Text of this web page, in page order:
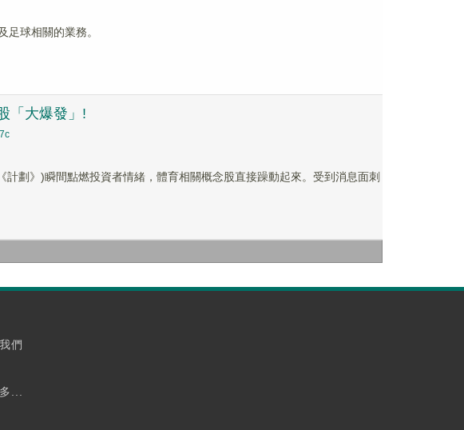
球相關的業務。
「大爆發」!
劃》)瞬間點燃投資者情緒，體育相關概念股直接躁動起來。受到消息面刺
們
...